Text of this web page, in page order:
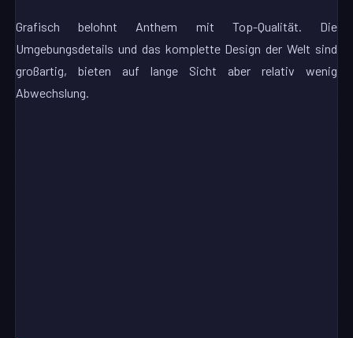
Grafisch belohnt Anthem mit Top-Qualität. Die
Umgebungsdetails und das komplette Design der Welt sind
großartig, bieten auf lange Sicht aber relativ wenig
Abwechslung.